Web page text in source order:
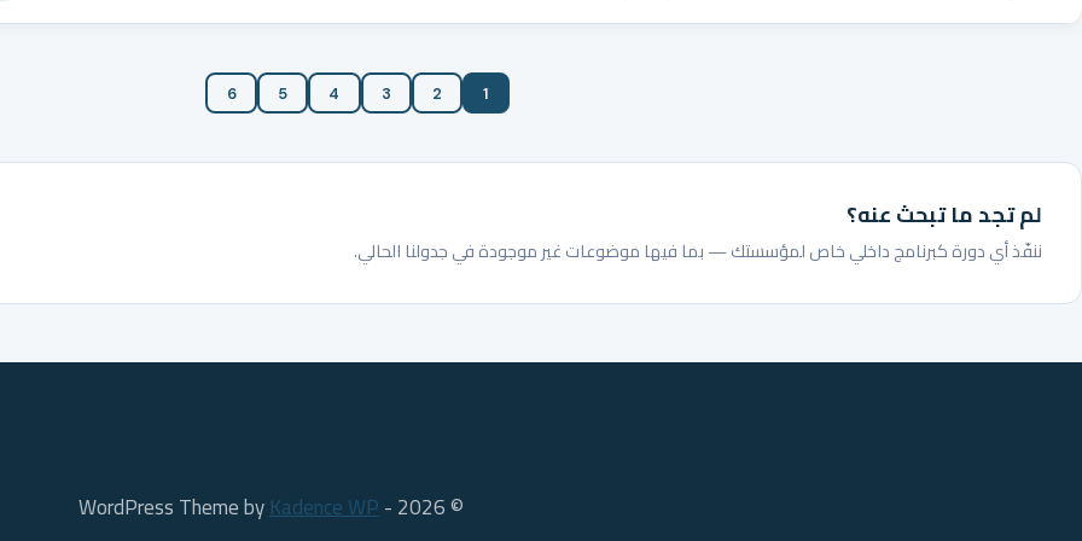
1
2
3
4
5
6
لم تجد ما تبحث عنه؟
ننفّذ أي دورة كبرنامج داخلي خاص لمؤسستك — بما فيها موضوعات غير موجودة في جدولنا الحالي.
© 2026 - WordPress Theme by
Kadence WP